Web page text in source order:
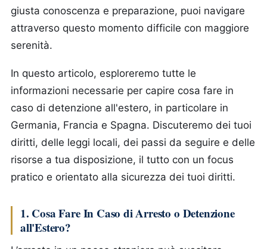
giusta conoscenza e preparazione, puoi navigare
attraverso questo momento difficile con maggiore
serenità.
In questo articolo, esploreremo tutte le
informazioni necessarie per capire cosa fare in
caso di detenzione all'estero, in particolare in
Germania, Francia e Spagna. Discuteremo dei tuoi
diritti, delle leggi locali, dei passi da seguire e delle
risorse a tua disposizione, il tutto con un focus
pratico e orientato alla sicurezza dei tuoi diritti.
1. Cosa Fare In Caso di Arresto o Detenzione
all'Estero?